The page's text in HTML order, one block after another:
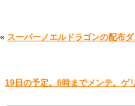
« スーパーノエルドラゴンの配布
19日の予定。6時までメンテ。ゲ